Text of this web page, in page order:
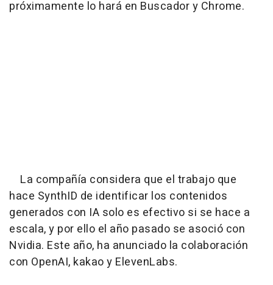
próximamente lo hará en Buscador y Chrome.
La compañía considera que el trabajo que
hace SynthID de identificar los contenidos
generados con IA solo es efectivo si se hace a
escala, y por ello el año pasado se asoció con
Nvidia. Este año, ha anunciado la colaboración
con OpenAI, kakao y ElevenLabs.